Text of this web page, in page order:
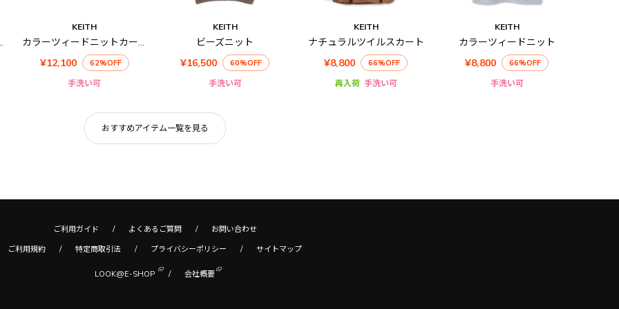
ーディガン
KEITH
カラーツィードニットカーディガン
¥12,100
62%OFF
手洗い可
KEITH
ビーズニット
¥16,500
60%OFF
手洗い可
KEITH
ナチュラルツイルスカート
¥8,800
66%OFF
再入荷 手洗い可
KEITH
カラーツィードニット
¥8,800
66%OFF
手洗い可
おすすめアイテム一覧を見る
ご利用ガイド よくあるご質問 お問い合わせ
ご利用規約 特定商取引法 プライバシーポリシー サイトマップ
LOOK@E-SHOP 会社概要